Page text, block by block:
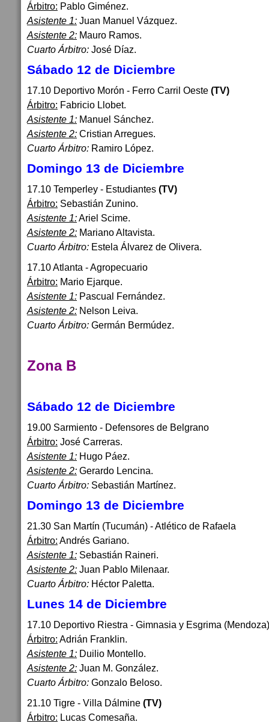
Árbitro: Pablo Giménez.
Asistente 1: Juan Manuel Vázquez.
Asistente 2: Mauro Ramos.
Cuarto Árbitro: José Díaz.
Sábado 12 de Diciembre
17.10 Deportivo Morón - Ferro Carril Oeste (TV)
Árbitro: Fabricio Llobet.
Asistente 1: Manuel Sánchez.
Asistente 2: Cristian Arregues.
Cuarto Árbitro: Ramiro López.
Domingo 13 de Diciembre
17.10 Temperley - Estudiantes (TV)
Árbitro: Sebastián Zunino.
Asistente 1:Ariel Scime.
Asistente 2: Mariano Altavista.
Cuarto Árbitro: Estela Álvarez de Olivera.
17.10 Atlanta - Agropecuario
Árbitro: Mario Ejarque.
Asistente 1: Pascual Fernández.
Asistente 2: Nelson Leiva.
Cuarto Árbitro: Germán Bermúdez.
Zona B
Sábado 12 de Diciembre
19.00 Sarmiento - Defensores de Belgrano
Árbitro: José Carreras.
Asistente 1: Hugo Páez.
Asistente 2: Gerardo Lencina.
Cuarto Árbitro: Sebastián Martínez.
Domingo 13 de Diciembre
21.30 San Martín (Tucumán) - Atlético de Rafaela
Árbitro: Andrés Gariano.
Asistente 1: Sebastián Raineri.
Asistente 2: Juan Pablo Milenaar.
Cuarto Árbitro: Héctor Paletta.
Lunes 14 de Diciembre
17.10 Deportivo Riestra - Gimnasia y Esgrima (Mendoza)
Árbitro: Adrián Franklin.
Asistente 1: Duilio Montello.
Asistente 2: Juan M. González.
Cuarto Árbitro: Gonzalo Beloso.
21.10 Tigre - Villa Dálmine (TV)
Árbitro: Lucas Comesaña.